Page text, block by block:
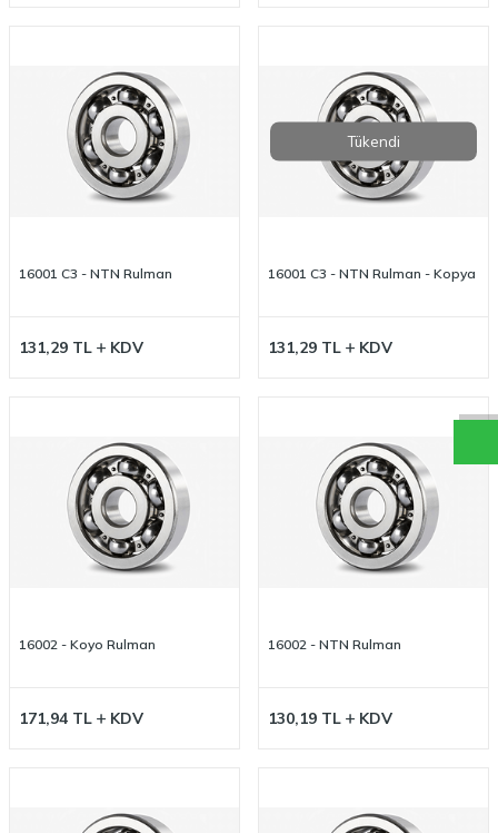
16001 C3 - NTN Rulman
131,29 TL KDV
Tükendi
16001 C3 - NTN Rulman - Kopya
131,29 TL KDV
16002 - Koyo Rulman
171,94 TL KDV
16002 - NTN Rulman
130,19 TL KDV